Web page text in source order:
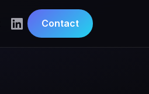
Contact